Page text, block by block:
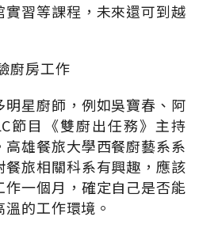
習等課程，未來還可到越
廚房工作
星廚師，例如吳寶春、阿
節目《雙廚出任務》主持
雄餐旅大學西餐廚藝系系
旅相關科系有興趣，應該
一個月，確定自己是否能
的工作環境。